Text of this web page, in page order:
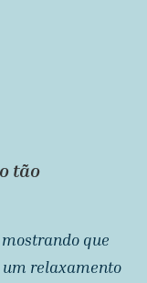
tão
que
um relaxamento